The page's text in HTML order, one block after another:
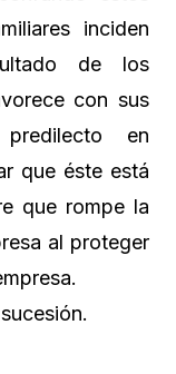
inciden
de los
con sus
en
que éste está
que rompe la
al proteger